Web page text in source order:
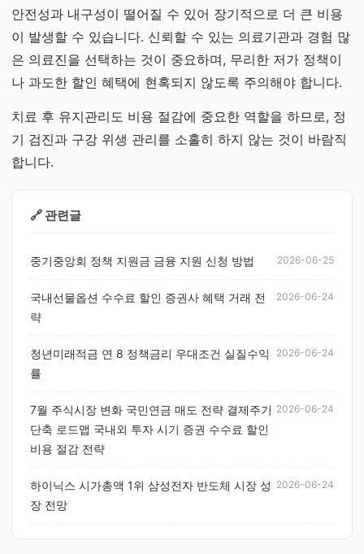
안전성과 내구성이 떨어질 수 있어 장기적으로 더 큰 비용
이 발생할 수 있습니다. 신뢰할 수 있는 의료기관과 경험 많
은 의료진을 선택하는 것이 중요하며, 무리한 저가 정책이
나 과도한 할인 혜택에 현혹되지 않도록 주의해야 합니다.
치료 후 유지관리도 비용 절감에 중요한 역할을 하므로, 정
기 검진과 구강 위생 관리를 소홀히 하지 않는 것이 바람직
합니다.
🔗 관련글
중기중앙회 정책 지원금 금융 지원 신청 방법 2026-06-25
국내선물옵션 수수료 할인 증권사 혜택 거래 전
략
2026-06-24
청년미래적금 연 8 정책금리 우대조건 실질수익
률
2026-06-24
7월 주식시장 변화 국민연금 매도 전략 결제주기
단축 로드맵 국내외 투자 시기 증권 수수료 할인
비용 절감 전략
2026-06-24
하이닉스 시가총액 1위 삼성전자 반도체 시장 성
장 전망
2026-06-24